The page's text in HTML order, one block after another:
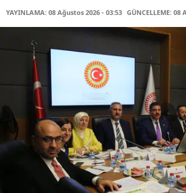
YAYINLAMA: 08 Ağustos 2026 - 03:53 GÜNCELLEME: 08